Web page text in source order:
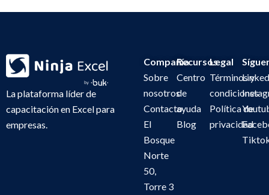
La plataforma líder de
capacitación en Excel para
empresas.
Compañía
Sobre
nosotros
Contacto
El
Bosque
Norte
50,
Torre 3
Recursos
Centro
de
ayuda
Blog
Legal
Términos y
condiciones
Política de
privacidad